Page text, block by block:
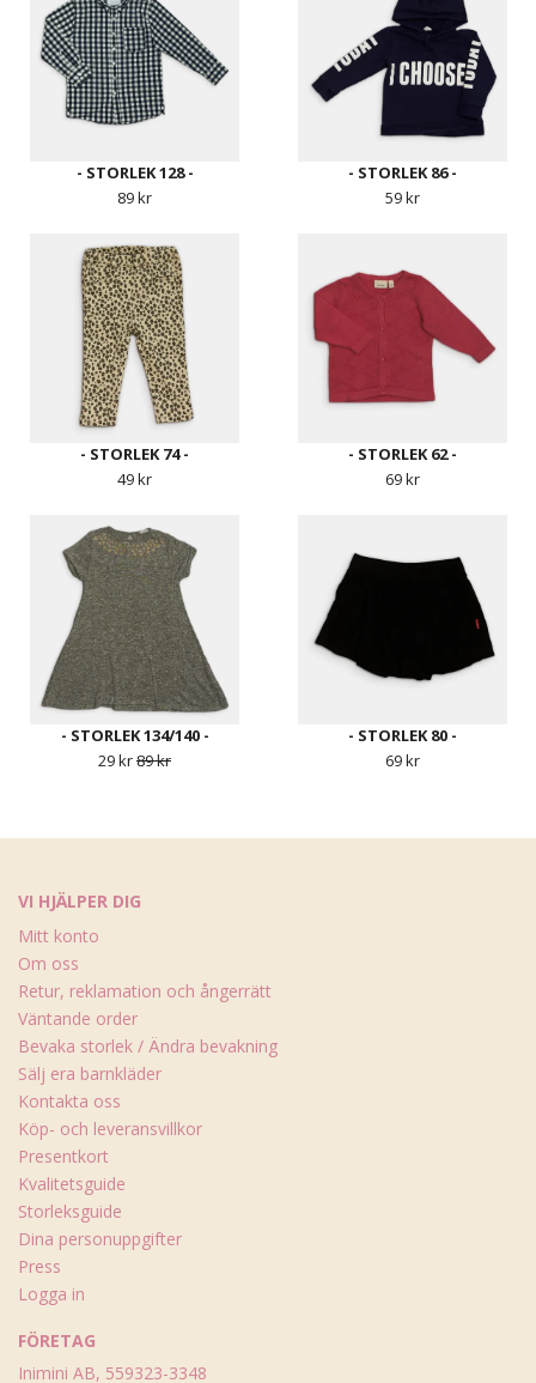
- STORLEK 128 -
89 kr
- STORLEK 86 -
59 kr
- STORLEK 74 -
49 kr
- STORLEK 62 -
69 kr
- STORLEK 134/140 -
29 kr89 kr
- STORLEK 80 -
69 kr
VI HJÄLPER DIG
Mitt konto
Om oss
Retur, reklamation och ångerrätt
Väntande order
Bevaka storlek / Ändra bevakning
Sälj era barnkläder
Kontakta oss
Köp- och leveransvillkor
Presentkort
Kvalitetsguide
Storleksguide
Dina personuppgifter
Press
Logga in
FÖRETAG
Inimini AB, 559323-3348